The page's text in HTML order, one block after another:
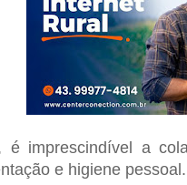
é imprescindível a
e higiene pessoal.